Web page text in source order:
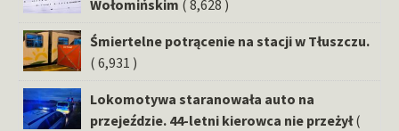
Wołomińskim ( 8,628 )
Śmiertelne potrącenie na stacji w Tłuszczu.
( 6,931 )
Lokomotywa staranowała auto na
przejeździe. 44-letni kierowca nie przeżył (